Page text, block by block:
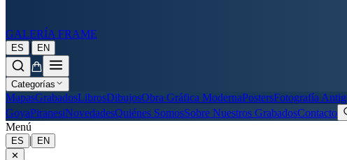
GALERÍA FRAME
ES | EN
Categorías
MapasGrabadosLibrosDibujosObra Gráfica ModernaPostersFotografía
GoyaPiranesiNovedadesQuiénes SomosSobre Nuestros GrabadosContacto
Menú
ES |
EN
✕